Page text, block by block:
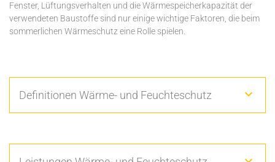
Fenster, Lüftungsverhalten und die Wärmespeicherkapazität der
verwendeten Baustoffe sind nur einige wichtige Faktoren, die beim
sommerlichen Wärmeschutz eine Rolle spielen.
Definitionen Wärme- und Feuchteschutz